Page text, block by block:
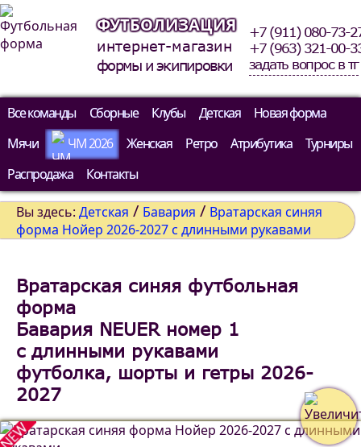
ФУТБОЛИЗАЦИЯ
интернет-магазин
формы и экипировки
+7 (911) 080-73-
+7 (963) 321-00-
задать вопрос в тг
Все команды Сборные Клубы Детская
Новая форма
Мячи
ЧМ 2026 Женская Ретро Атрибутика
Турниры
Распродажа
Контакты
Вы здесь: Детская / Бавария / Вратарская синяя
форма Нойер 2026-2027 c длинными рукавами
Вратарская синяя футбольная
форма
Бавария NEUER номер 1
c длинными рукавами
футболка, шорты и гетры 2026-
2027